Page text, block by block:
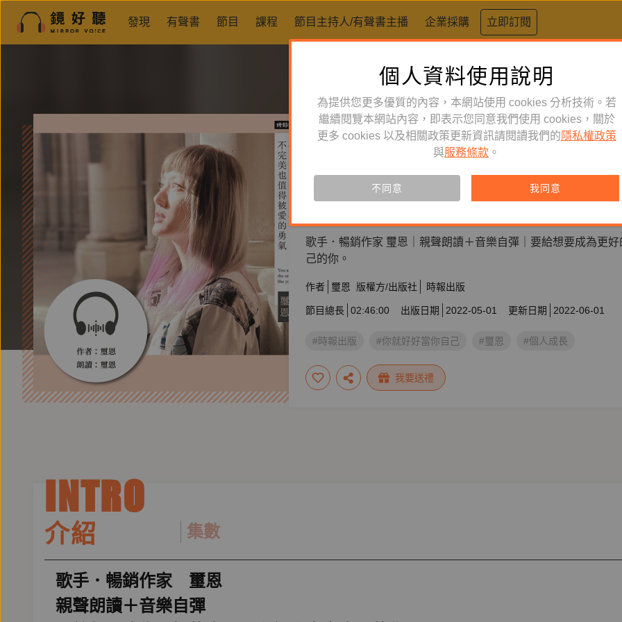
發現 有聲書 節目 課程 節目主持人/有聲書主播 企業採購 立即訂閱
訂閱 有聲書 心理勵志
你就好好當你自己：不完美也值
氣
歌手．暢銷作家 璽恩｜親聲朗讀＋音樂自彈｜要給想要成為更
己的你。
作者 璽恩 版權方/出版社 時報出版
節目總長 02:46:00 出版日期 2022-05-01 更新日期 2022-06-01
#時報出版 #你就好好當你自己 #璽恩 #個人成長
我要送禮
INTRO
介紹 集數
歌手．暢銷作家 璽恩
親聲朗讀＋音樂自彈
個人資料使用說明
為提供您更多優質的內容，本網站使用 cookies 分析技術。若
繼續閱覽本網站內容，即表示您同意我們使用 cookies，關於
更多 cookies 以及相關政策更新資訊請閱讀我們的 隱私權政策
與服務條款 。
不同意 我同意